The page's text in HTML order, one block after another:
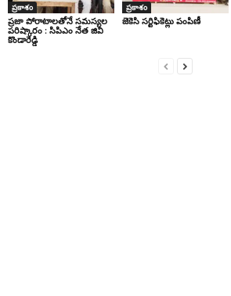
ప్రకాశం
ప్రజా పోరాటాలతోనే సమస్యల
పరిష్కారం : సిపిఎం నేత జివి
కొండారెడ్డి
ప్రకాశం
జెకెసి సర్టిఫికెట్లు పంపిణీ